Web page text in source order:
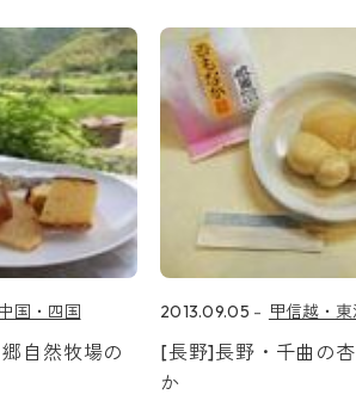
中国・四国
自然牧場の
2013.09.05 甲信越・
[長野]長野・千曲の
か